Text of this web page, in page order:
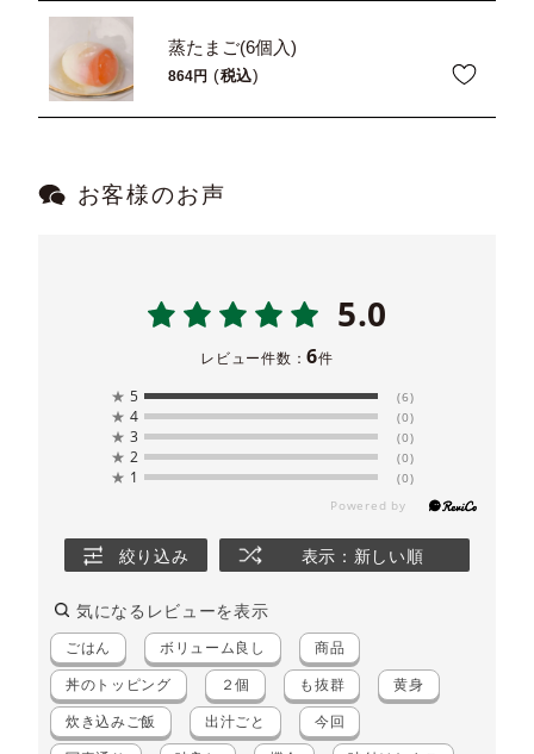
蒸たまご(6個入)
864 税込
お客様のお声
5.0
レビュー件数：6件
★ 5 (6)
★ 4 (0)
★ 3 (0)
★ 2 (0)
★ 1 (0)
絞り込み 表示：新しい順
気になるレビューを表示
ごはん ボリューム良し 商品
丼のトッピング ２個 も抜群 黄身
炊き込みご飯 出汁ごと 今回